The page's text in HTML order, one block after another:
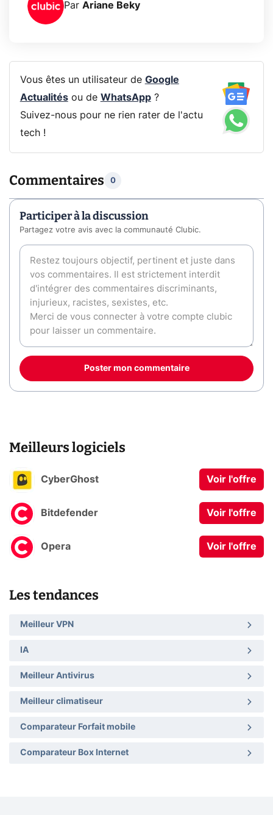
Par Ariane Beky
Vous êtes un utilisateur de Google
Actualitésou de WhatsApp?
Suivez-nous pour ne rien rater de l'actu
tech !
Commentaires 0
Participer à la discussion
Partagez votre avis avec la communauté Clubic.
Poster mon commentaire
Meilleurs logiciels
CyberGhost Voir l'offre
Bitdefender Voir l'offre
Opera Voir l'offre
Les tendances
Meilleur VPN
IA
Meilleur Antivirus
Meilleur climatiseur
Comparateur Forfait mobile
Comparateur Box Internet